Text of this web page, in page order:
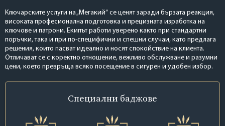
Ключарските услуги на „Мегакий“ се ценят заради бързата реакция,
високата професионална подготовка и прецизната изработка на
ключове и патрони. Екипът работи уверено както при стандартни
поръчки, така и при по-специфични и спешни случаи, като предлага
решения, които пасват идеално и носят спокойствие на клиента.
Отличават се с коректно отношение, вежливо обслужване и разумни
цени, което превръща всяко посещение в сигурен и удобен избор.
Специални баджове